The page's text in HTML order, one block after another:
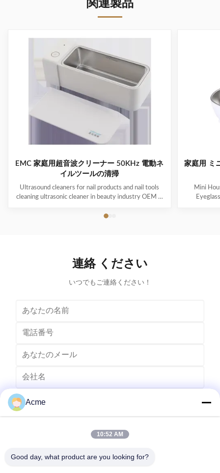
関連製品
EMC 家庭用超音波クリーナー 50KHz 電動ネ
イルツールの清掃
Ultrasound cleaners for nail products and nail tools
cleaning ultrasonic cleaner in beauty industry OEM &
Customer can choose the color! Ultrasonic cleaning is
appropriate for the item to be cleaned and the type of
soiling present
家庭用 ミ
Mini
連絡 ください
いつでもご連絡ください！
送りなさい
Acme
10:52 AM
Good day, what product are you looking for?